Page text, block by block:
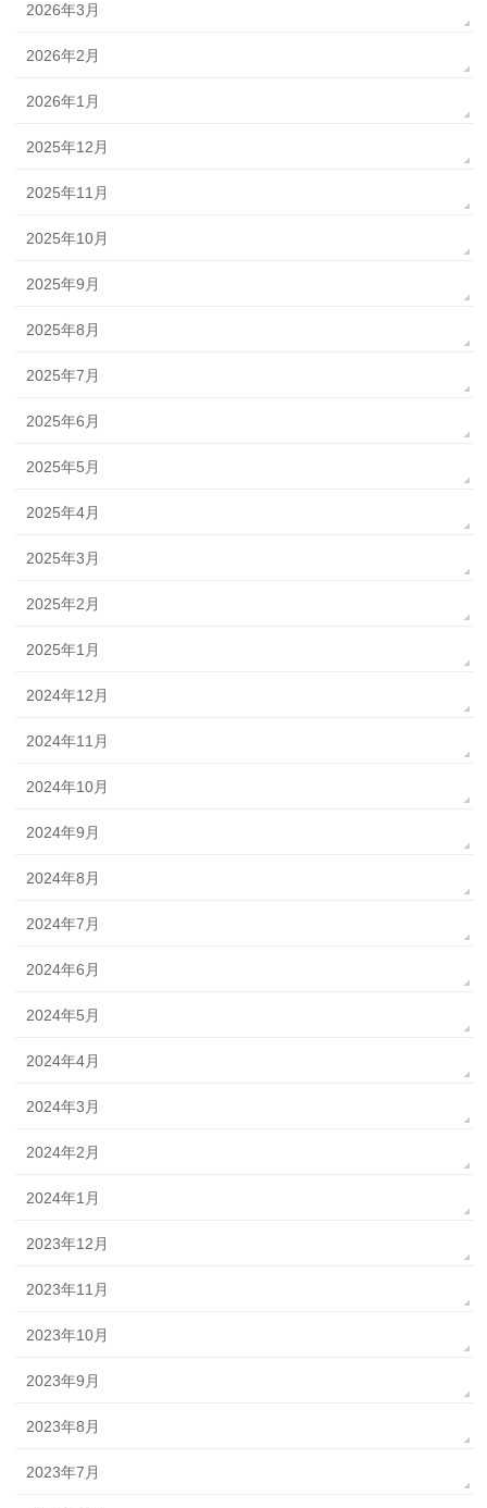
2026年3月
2026年2月
2026年1月
2025年12月
2025年11月
2025年10月
2025年9月
2025年8月
2025年7月
2025年6月
2025年5月
2025年4月
2025年3月
2025年2月
2025年1月
2024年12月
2024年11月
2024年10月
2024年9月
2024年8月
2024年7月
2024年6月
2024年5月
2024年4月
2024年3月
2024年2月
2024年1月
2023年12月
2023年11月
2023年10月
2023年9月
2023年8月
2023年7月